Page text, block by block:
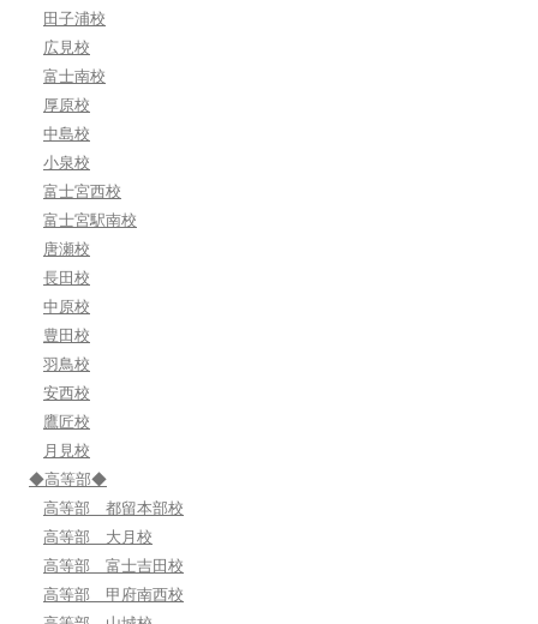
田子浦校
広見校
富士南校
厚原校
中島校
小泉校
富士宮西校
富士宮駅南校
唐瀬校
長田校
中原校
豊田校
羽鳥校
安西校
鷹匠校
月見校
◆高等部◆
高等部 都留本部校
高等部 大月校
高等部 富士吉田校
高等部 甲府南西校